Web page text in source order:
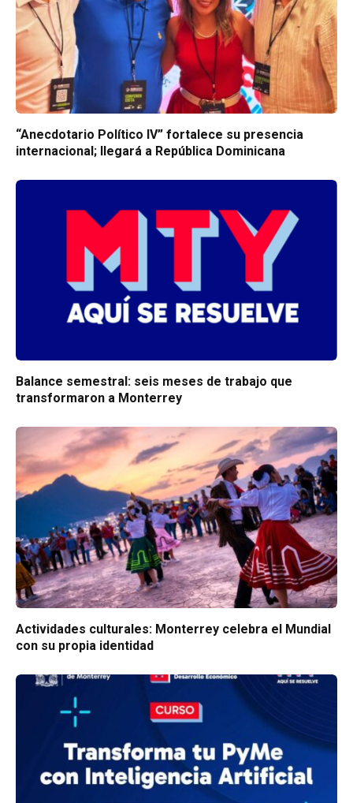
“Anecdotario Político IV” fortalece su presencia
internacional; llegará a República Dominicana
Balance semestral: seis meses de trabajo que
transformaron a Monterrey
Actividades culturales: Monterrey celebra el Mundial
con su propia identidad